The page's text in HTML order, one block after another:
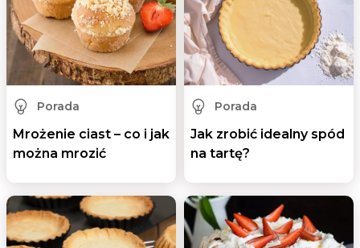
Porada
Mrożenie ciast – co i jak
można mrozić
Porada
Jak zrobić idealny spód
na tartę?